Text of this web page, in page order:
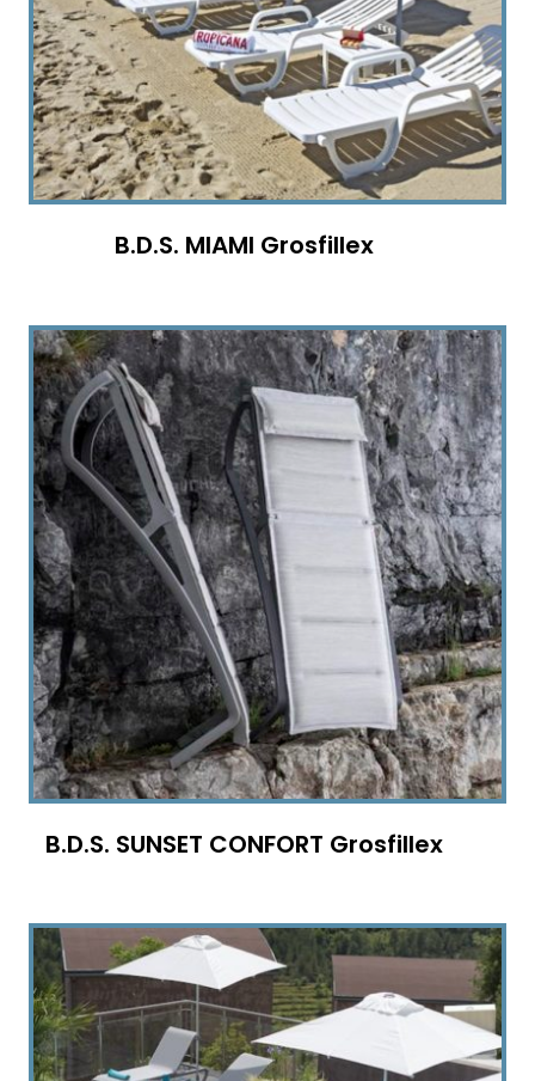
B.D.S. MIAMI Grosfillex
B.D.S. SUNSET CONFORT Grosfillex